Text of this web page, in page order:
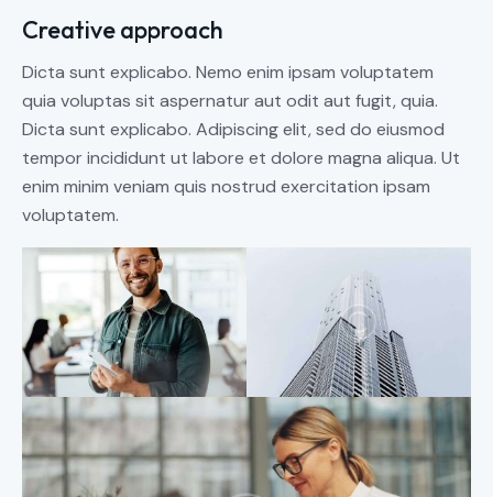
Creative approach
Dicta sunt explicabo. Nemo enim ipsam voluptatem
quia voluptas sit aspernatur aut odit aut fugit, quia.
Dicta sunt explicabo. Adipiscing elit, sed do eiusmod
tempor incididunt ut labore et dolore magna aliqua. Ut
enim minim veniam quis nostrud exercitation ipsam
voluptatem.